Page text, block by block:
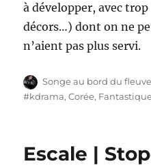
à développer, avec
décors…) dont on ne
n’aient pas plus servi.
Auteur
Songe au bord du fleuve
#kdrama,Corée,
Escale |